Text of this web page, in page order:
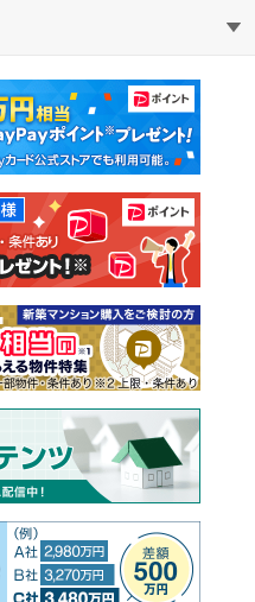
中古マンション
中古一戸建て
土地
教えて！住まいの先生